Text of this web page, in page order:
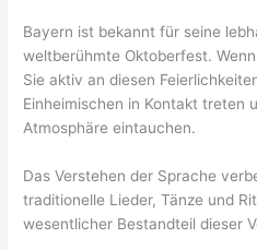
Bayern ist bekannt für seine
weltberühmte Oktoberfest.
Sie aktiv an diesen
Einheimischen in Kontakt treten
Atmosphäre eintauchen.
Das Verstehen der Sprache
traditionelle Lieder, Tänze und
wesentlicher Bestandteil dieser